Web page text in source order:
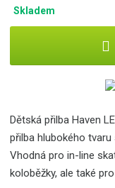
Skladem
Dětská přilba Haven
přilba hlubokého
Vhodná pro in-line
koloběžky, ale také